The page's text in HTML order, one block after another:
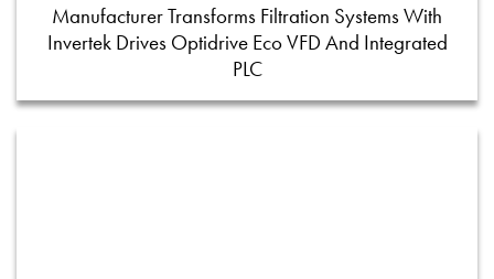
Manufacturer Transforms Filtration Systems With
Invertek Drives Optidrive Eco VFD And Integrated
PLC